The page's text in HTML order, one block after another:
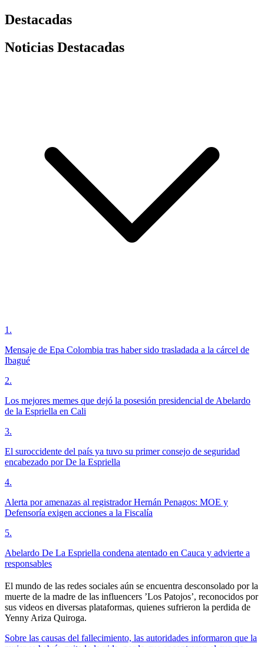
Destacadas
Noticias Destacadas
1 .
Mensaje de Epa Colombia tras haber sido trasladada a la cárcel de
Ibagué
2.
Los mejores memes que dejó la posesión presidencial de Abelardo
de la Espriella en Cali
3.
El suroccidente del país ya tuvo su primer consejo de seguridad
encabezado por De la Espriella
4.
Alerta por amenazas al registrador Hernán Penagos: MOE y
Defensoría exigen acciones a la Fiscalía
5.
Abelardo De La Espriella condena atentado en Cauca y advierte a
responsables
El mundo de las redes sociales aún se encuentra desconsolado por la
muerte de la madre de las influencers ’Los Patojos’, reconocidos por
sus videos en diversas plataformas, quienes sufrieron la perdida de
Yenny Ariza Quiroga.
Sobre las causas del fallecimiento, las autoridades informaron que la